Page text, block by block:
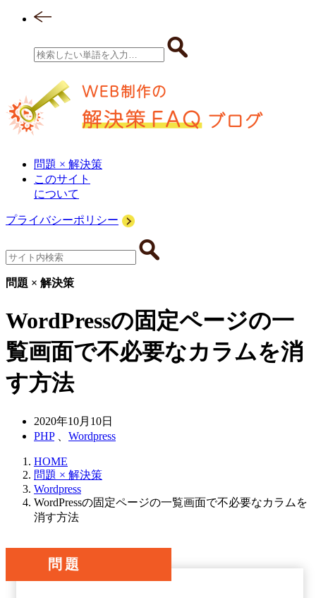
問題 × 解決策
このサイト
について
プライバシーポリシー
問題 × 解決策
WordPressの固定ページの一
覧画面で不必要なカラムを消
す方法
2020年10月10日
PHP、 Wordpress
HOME
問題 × 解決策
Wordpress
WordPressの固定ページの一覧画面で不必要なカラムを
消す方法
問題